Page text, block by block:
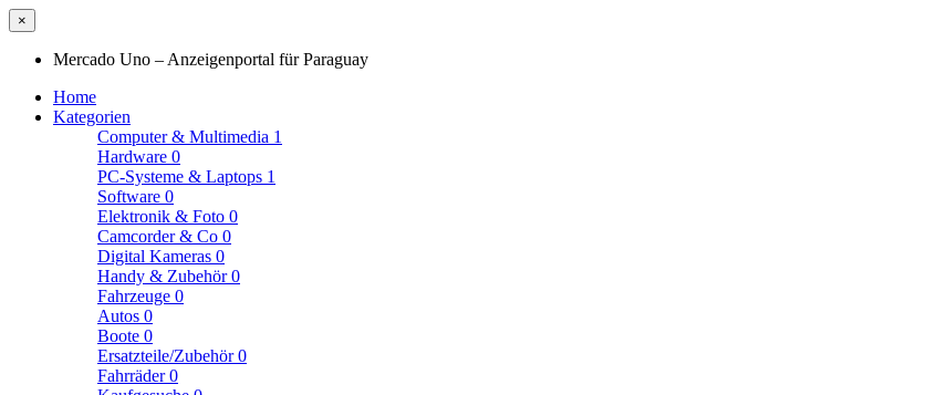
×
Mercado Uno – Anzeigenportal für Paraguay
Home
Kategorien
Computer & Multimedia 1
Hardware 0
PC-Systeme & Laptops 1
Software 0
Elektronik & Foto 0
Camcorder & Co 0
Digital Kameras 0
Handy & Zubehör0
Fahrzeuge 0
Autos 0
Boote 0
Ersatzteile/Zubehör0
Fahrräder0